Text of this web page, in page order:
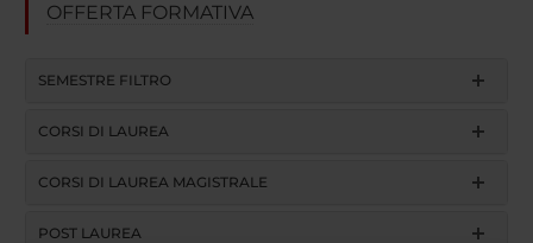
OFFERTA FORMATIVA
SEMESTRE FILTRO
CORSI DI LAUREA
CORSI DI LAUREA MAGISTRALE
POST LAUREA